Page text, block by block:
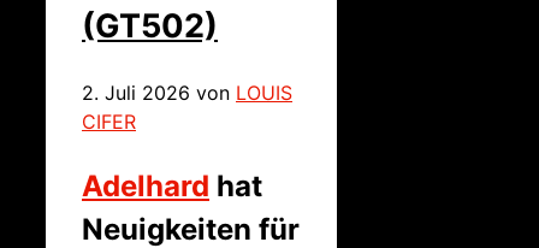
(GT502)
2. Juli 2026 von LOUIS
CIFER
Adelhard hat
Neuigkeiten für